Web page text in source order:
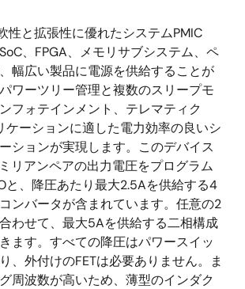
性と拡張性に優れたシステムPMIC
、FPGA、メモリサブシステム、ペ
幅広い製品に電源を供給することが
ワーツリー管理と複数のスリープモ
フォテインメント、テレマティク
ケーションに適した電力効率の良いシ
ションが実現します。このデバイス
リアンペアの出力電圧をプログラム
と、降圧あたり最大2.5Aを供給する4
ンバータが含まれています。任意の2
わせて、最大5Aを供給する二相構成
ます。すべての降圧はパワースイッ
、外付けのFETは必要ありません。ま
周波数が高いため、薄型のインダク